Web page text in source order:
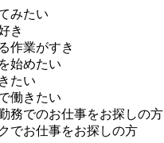
みたい
き
作業がすき
始めたい
たい
働きたい
務でのお仕事をお探しの方
でお仕事をお探しの方